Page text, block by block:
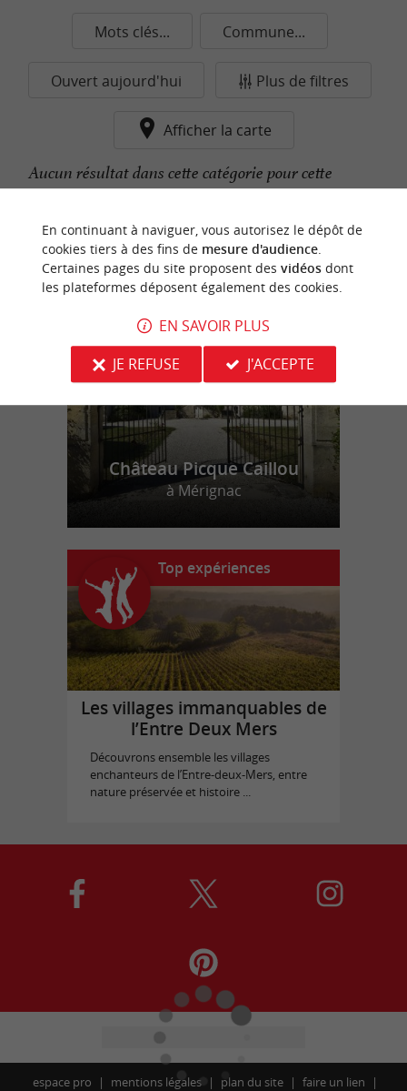
Mots clés... Commune...
Ouvert aujourd'hui Plus de filtres
Afficher la carte
Aucun résultat dans cette catégorie pour cette
n
o
t
r
e
c
o
u
p
d
e
c
o
e
u
r
Château Picque Caillou
à Mérignac
Top expériences
Les villages immanquables de
l’Entre Deux Mers
Découvrons ensemble les villages
enchanteurs de l’Entre-deux-Mers, entre
nature préservée et histoire ...
espace pro mentions légales plan du site faire un lien
En continuant à naviguer, vous autorisez le dépôt de
cookies tiers à des fins de mesure d'audience.
Certaines pages du site proposent des vidéosdont
les plateformes déposent également des cookies.
EN SAVOIR PLUS
JE REFUSE
J'ACCEPTE